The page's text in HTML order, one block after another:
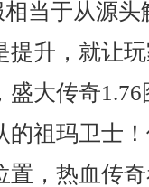
相当于从源
提升，就让
大传奇
的祖玛卫士
置，热血传